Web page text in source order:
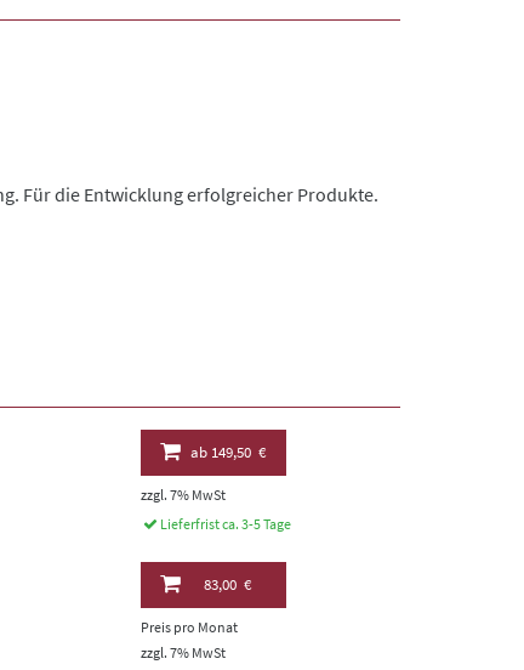
Für die Entwicklung erfolgreicher Produkte.
ab149,50 €
zzgl. 7% MwSt
Lieferfrist ca. 3-5 Tage
83,00 €
Preis pro Monat
zzgl. 7% MwSt